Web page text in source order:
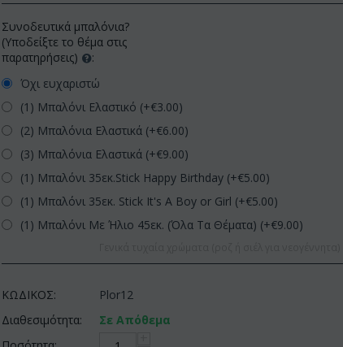
Συνοδευτικά μπαλόνια?
(Υποδείξτε το θέμα στις
παρατηρήσεις)
:
Όχι ευχαριστώ
(1) Μπαλόνι Ελαστικό (+€3.00)
(2) Μπαλόνια Ελαστικά (+€6.00)
(3) Μπαλόνια Ελαστικά (+€9.00)
(1) Μπαλόνι 35εκ.Stick Happy Birthday (+€5.00)
(1) Μπαλόνι 35εκ. Stick It's A Boy or Girl (+€5.00)
(1) Μπαλόνι Με Ήλιο 45εκ. (Όλα Τα Θέματα) (+€9.00)
ΚΩΔΙΚΟΣ:
Plor12
Διαθεσιμότητα:
Σε Απόθεμα